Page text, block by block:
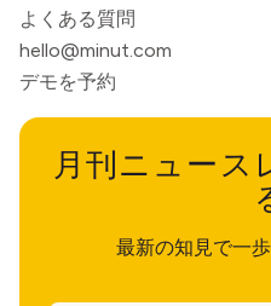
よくある質問
hello@minut.com
デモを予約
月刊ニュース
最新の知見で一